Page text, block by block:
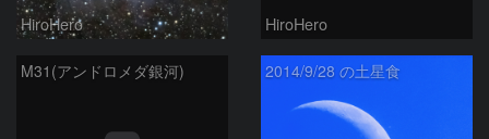
HiroHero HiroHero
M31(アンドロメダ銀河) 2014/9/28 の土星食